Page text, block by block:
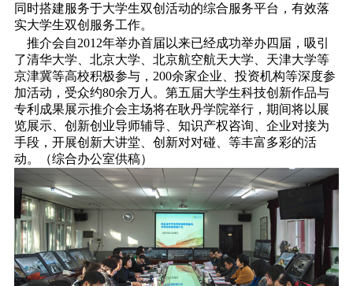
同时搭建服务于大学生双创活动的综合服务平台，有效落
实大学生双创服务工作。
推介会自2012年举办首届以来已经成功举办四届，吸引
了清华大学、北京大学、北京航空航天大学、天津大学等
京津冀等高校积极参与，200余家企业、投资机构等深度参
加活动，受众约80余万人。第五届大学生科技创新作品与
专利成果展示推介会主场将在耿丹学院举行，期间将以展
览展示、创新创业导师辅导、知识产权咨询、企业对接为
手段，开展创新大讲堂、创新对对碰、等丰富多彩的活
动。（综合办公室供稿）